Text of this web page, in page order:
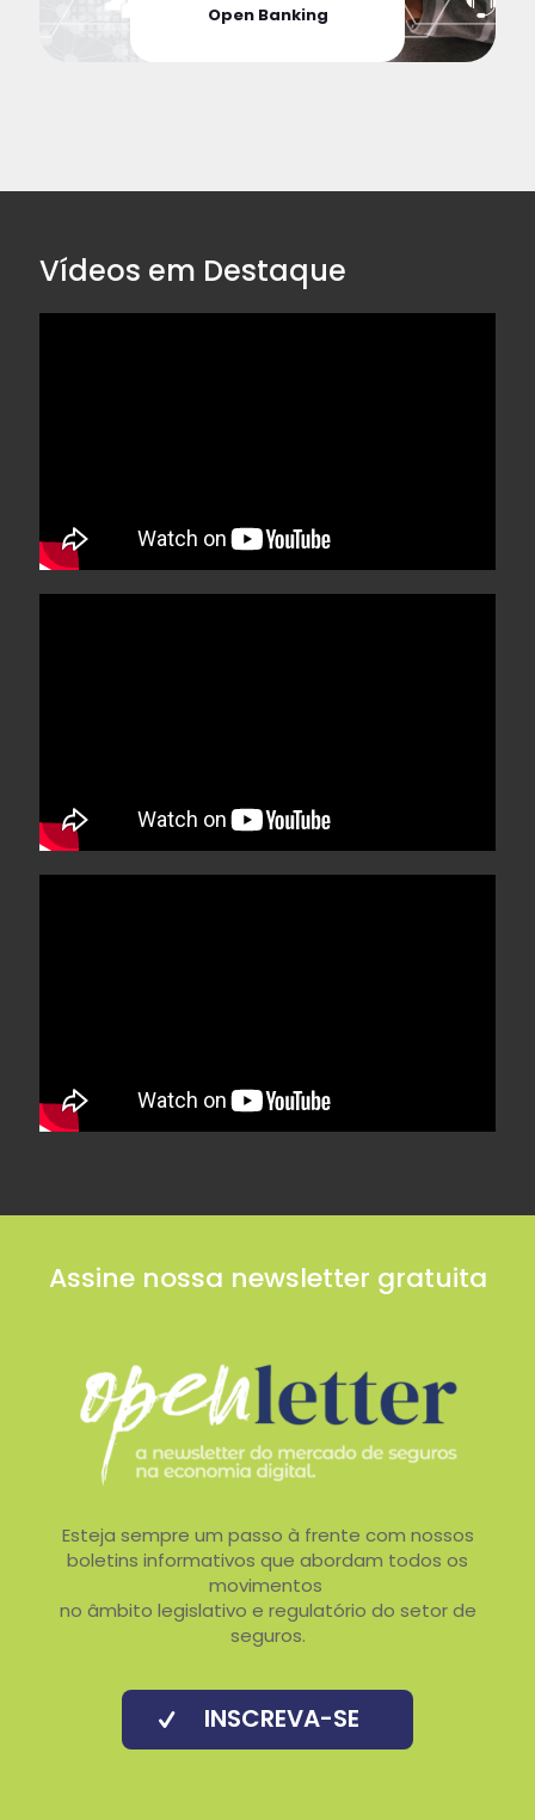
Open Banking
Vídeos em Destaque
Assine nossa newsletter gratuita
Esteja sempre um passo à frente com nossos
boletins informativos que abordam todos os
movimentos
no âmbito legislativo e regulatório do setor de
seguros.
INSCREVA-SE